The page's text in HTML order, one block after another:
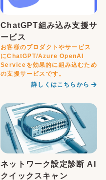
ChatGPT組み込み支援サ
ービス
お客様のプロダクトやサービス
にChatGPT/Azure OpenAI
Serviceを効果的に組み込むため
の支援サービスです。
詳しくはこちらから
ネットワーク設定診断 AI
クイックスキャン